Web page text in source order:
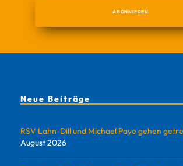
Neue Beiträge
RSV Lahn-Dill und Michael Paye gehen
August 2026